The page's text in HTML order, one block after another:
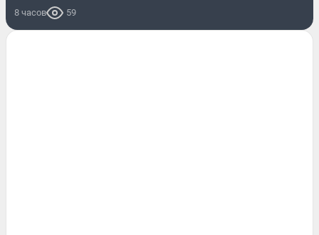
8 часов 59